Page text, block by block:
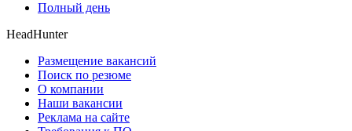
Полный день
HeadHunter
Размещение вакансий
Поиск по резюме
О компании
Наши вакансии
Реклама на сайте